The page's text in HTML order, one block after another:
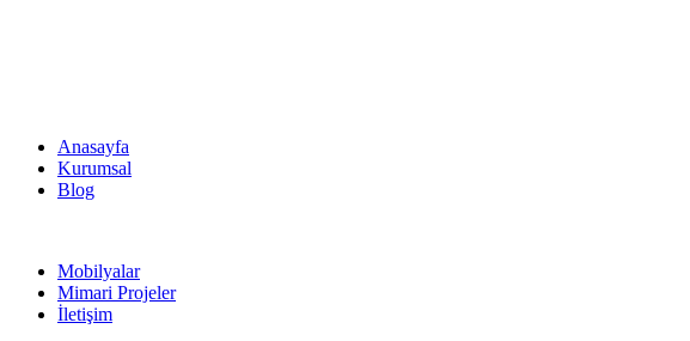
Anasayfa
Kurumsal
Blog
Mobilyalar
Mimari Projeler
İletişim